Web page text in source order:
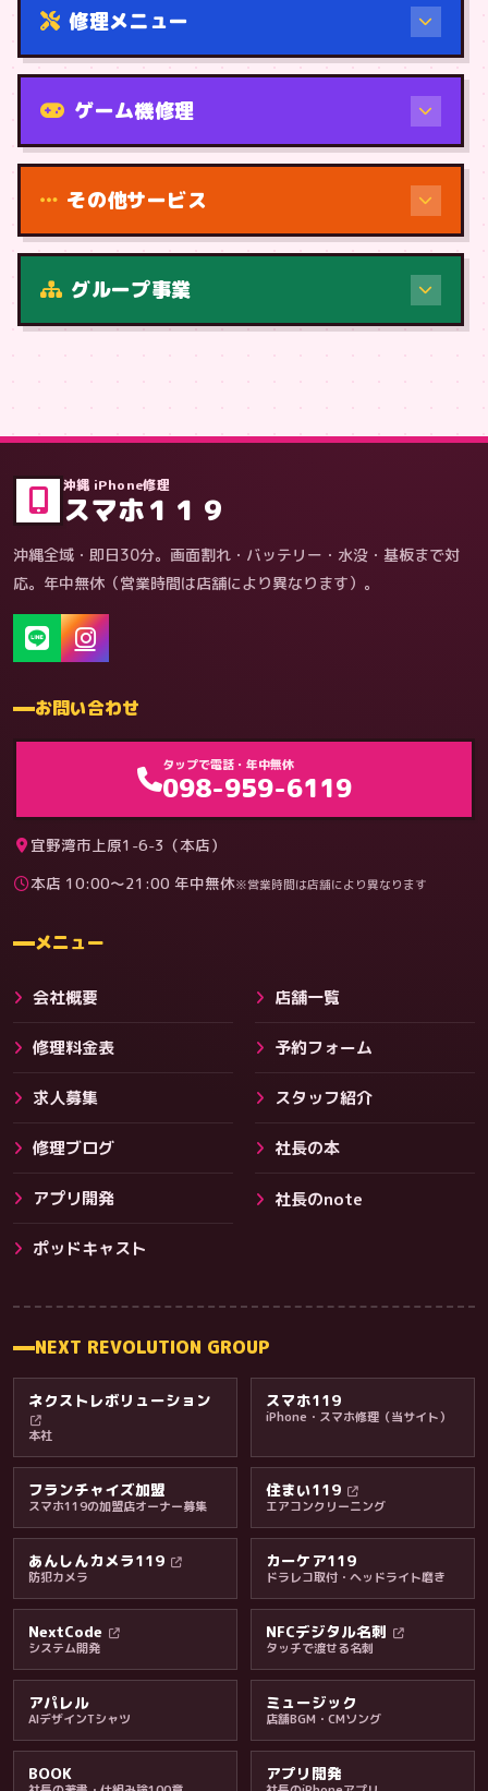
修理メニュー
機種から
症状・内容から
料金
ゲーム機修理
その他サービス
グループ事業
沖縄 iPhone修理
スマホ１１９
沖縄全域・即日30分。画面割れ・バッテリー・水没・基板まで対
応。年中無休（営業時間は店舗により異なります）。
お問い合わせ
タップで電話・年中無休
098-959-6119
宜野湾市上原1-6-3（本店）
本店 10:00〜21:00 年中無休※営業時間は店舗により異なります
メニュー
会社概要 店舗一覧
修理料金表 予約フォーム
求人募集 スタッフ紹介
修理ブログ 社長の本
アプリ開発 社長のnote
ポッドキャスト
NEXT REVOLUTION GROUP
ネクストレボリューション
本社
スマホ119
iPhone・スマホ修理（当サイト）
フランチャイズ加盟
スマホ119の加盟店オーナー募集
住まい119
エアコンクリーニング
あんしんカメラ119
防犯カメラ
カーケア119
ドラレコ取付・ヘッドライト磨き
NextCode
システム開発
NFCデジタル名刺
タッチで渡せる名刺
アパレル
AIデザインTシャツ
ミュージック
店舗BGM・CMソング
BOOK アプリ開発